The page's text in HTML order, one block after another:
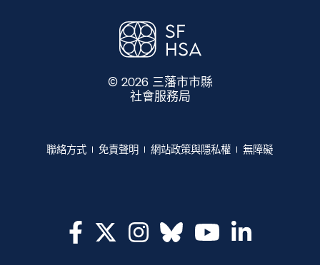
© 2026 三藩市市縣
社會服務局
聯絡方式​​ 免責聲明​​ 網站政策與隱私權​​ 無障礙​​